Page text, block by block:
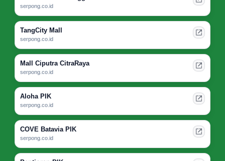
serpong.co.id
TangCity Mall
serpong.co.id
Mall Ciputra CitraRaya
serpong.co.id
Aloha PIK
serpong.co.id
COVE Batavia PIK
serpong.co.id